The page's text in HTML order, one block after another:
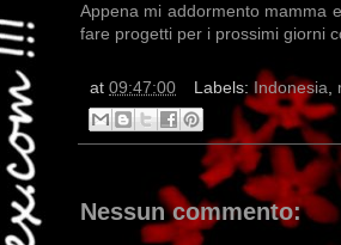
Appena mi addormento mamma
fare progetti per i prossimi giorni
at 09:47:00 Labels: Indonesia,
Nessun commento: